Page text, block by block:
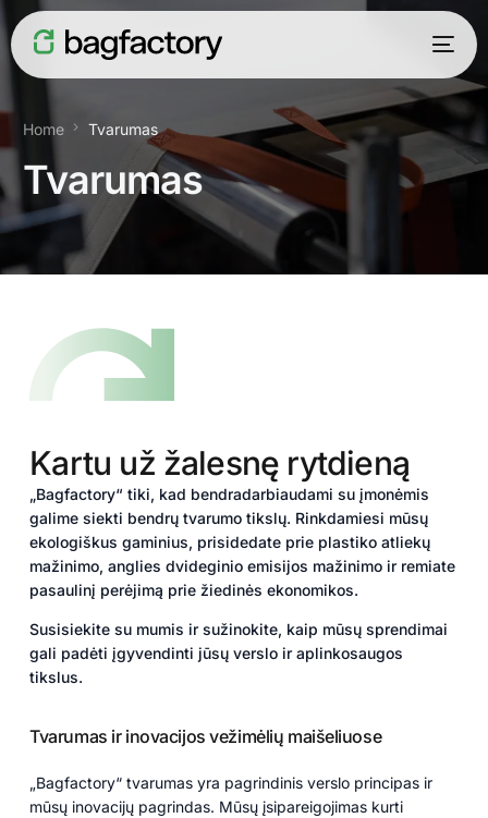
Home Tvarumas
Tvarumas
Kartu už žalesnę rytdieną
„Bagfactory“ tiki, kad bendradarbiaudami su įmonėmis
galime siekti bendrų tvarumo tikslų. Rinkdamiesi mūsų
ekologiškus gaminius, prisidedate prie plastiko atliekų
mažinimo, anglies dvideginio emisijos mažinimo ir remiate
pasaulinį perėjimą prie žiedinės ekonomikos.
Susisiekite su mumis ir sužinokite, kaip mūsų sprendimai
gali padėti įgyvendinti jūsų verslo ir aplinkosaugos
tikslus.
Tvarumas ir inovacijos vežimėlių maišeliuose
„Bagfactory“ tvarumas yra pagrindinis verslo principas ir
mūsų inovacijų pagrindas. Mūsų įsipareigojimas kurti